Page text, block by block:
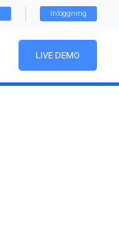
Inloggning
LIVE DEMO